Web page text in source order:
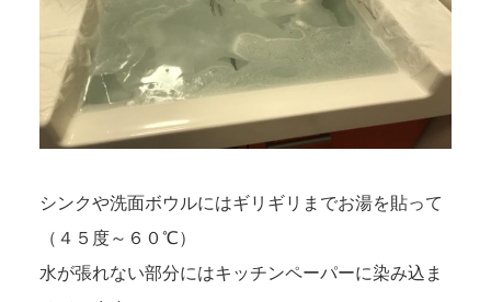
シンクや洗面ボウルにはギリギリまでお湯を貼って
（４５度～６０℃）
水が張れない部分にはキッチンペーパーに染み込ま